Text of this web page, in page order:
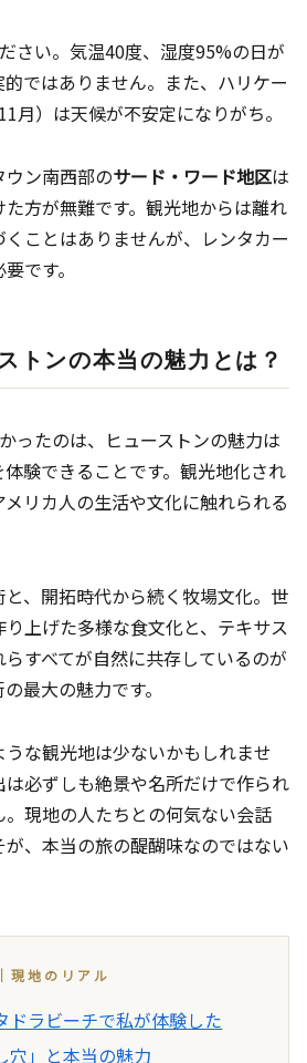
さい。気温40度、湿度95%の日が
ではありません。また、ハリケー
月）は天候が不安定になりがち。
ン南西部のサード・ワード地区は
方が無難です。観光地からは離れ
ことはありませんが、レンタカー
です。
トンの本当の魅力とは？
ったのは、ヒューストンの魅力は
体験できることです。観光地化され
リカ人の生活や文化に触れられる
、開拓時代から続く牧場文化。世
上げた多様な食文化と、テキサス
すべてが自然に共存しているのが
最大の魅力です。
な観光地は少ないかもしれませ
必ずしも絶景や名所だけで作られ
現地の人たちとの何気ない会話
、本当の旅の醍醐味なのではない
現地のリアル
ドラビーチで私が体験した
穴」と本当の魅力